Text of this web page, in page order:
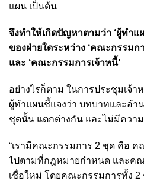
แผน เป็นต้น
จึงทำให้เกิดปัญหาตามว่า ‘ผู้ทำแ
ของฝ่ายใดระหว่าง ‘คณะกรรมก
และ ‘คณะกรรมการเจ้าหนี้’
อย่างไรก็ตาม ในการประชุมเจ้
ผู้ทำแผนชี้แจงว่า บทบาทและอำ
ชุดนั้น แตกต่างกัน และไม่มีควา
“เรามีคณะกรรมการ 2 ชุด คือ ค
ไปตามที่กฎหมายกำหนด และค
เชื่อใหม่ โดยคณะกรรมการทั้ง